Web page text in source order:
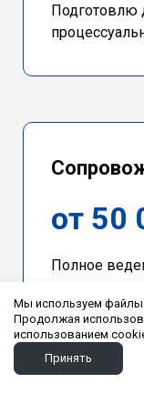
Подготовлю
от 50
Полное
Мы используем файлы
Продолжая
использованием
Принять